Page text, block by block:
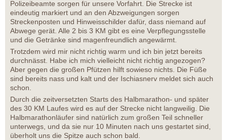
Polizeibeamte sorgen für unsere Vorfahrt. Die Strecke ist
eindeutig markiert und an den Abzweigungen sorgen
Streckenposten und Hinweisschilder dafür, dass niemand auf
Abwege gerät. Alle 2 bis 3 KM gibt es eine Verpflegungsstelle
und die Getränke sind magenfreundlich angewärmt.
Trotzdem wird mir nicht richtig warm und ich bin jetzt bereits
durchnässt. Habe ich mich vielleicht nicht richtig angezogen?
Aber gegen die großen Pfützen hilft sowieso nichts. Die Füße
sind bereits nass und kalt und der Ischiasnerv meldet sich auch
schon.
Durch die zeitversetzten Starts des Halbmarathon- und später
des 30 KM Laufes wird es auf der Strecke nicht langweilig. Die
Halbmarathonläufer sind natürlich zum großen Teil schneller
unterwegs, und da sie nur 10 Minuten nach uns gestartet sind,
überholt uns die Spitze auch schon bald.